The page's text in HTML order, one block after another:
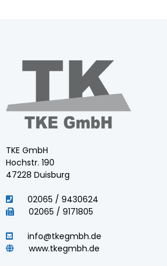
TKE GmbH
Hochstr. 190
47228 Duisburg
02065 / 9430624
02065 / 9171805
info@tkegmbh.de
www.tkegmbh.de